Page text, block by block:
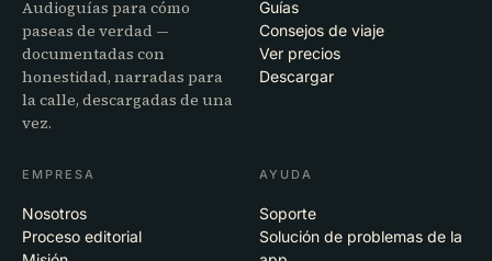
Audioguías para cómo
paseas de verdad —
documentadas con
honestidad, narradas para
la calle, descargadas de una
vez.
Guías
Consejos de viaje
Ver precios
Descargar
EMPRESA
Nosotros
Proceso editorial
AYUDA
Soporte
Solución de problemas de la